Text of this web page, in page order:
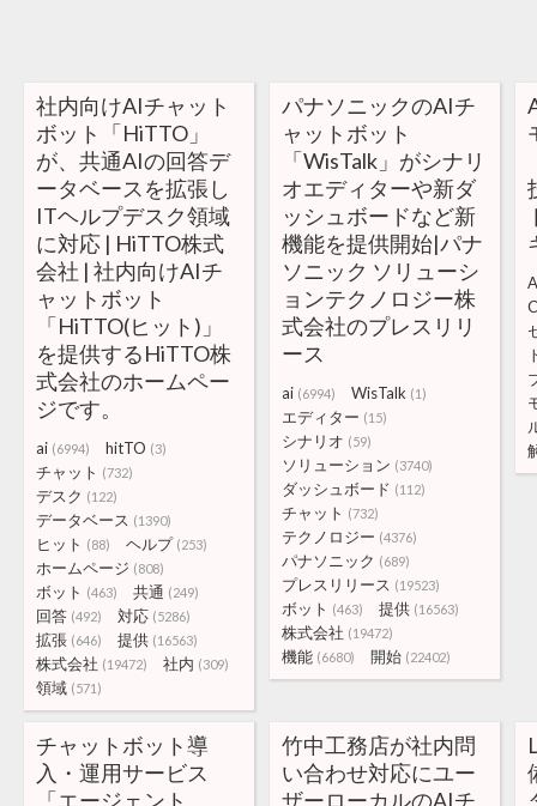
社内向けAIチャット
ボット「HiTTO」
が、共通AIの回答デ
ータベースを拡張し
ITヘルプデスク領域
に対応 | HiTTO株式
会社 | 社内向けAIチ
ャットボット
「HiTTO(ヒット)」
を提供するHiTTO株
式会社のホームペー
ジです。
ai (6994) hitTO (3)
チャット (732)
デスク (122)
データベース (1390)
ヒット (88) ヘルプ (253)
ホームページ (808)
ボット (463) 共通 (249)
回答 (492) 対応 (5286)
拡張 (646) 提供 (16563)
株式会社 (19472) 社内 (309)
領域 (571)
パナソニックのAIチ
ャットボット
「WisTalk」がシナリ
オエディターや新ダ
ッシュボードなど新
機能を提供開始|パナ
ソニック ソリューシ
ョンテクノロジー株
式会社のプレスリリ
ース
ai (6994) WisTalk (1)
エディター (15)
シナリオ (59)
ソリューション (3740)
ダッシュボード (112)
チャット (732)
テクノロジー (4376)
パナソニック (689)
プレスリリース (19523)
ボット (463) 提供 (16563)
株式会社 (19472)
機能 (6680) 開始 (22402)
チャットボット導
入・運用サービス
「エージェント
竹中工務店が社内問
い合わせ対応にユー
ザーローカルのAIチ